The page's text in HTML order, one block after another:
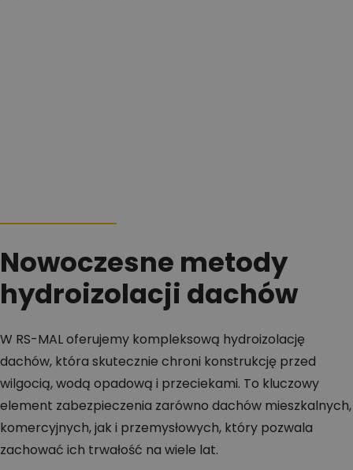
Nowoczesne metody
hydroizolacji dachów
W RS-MAL oferujemy kompleksową hydroizolację
dachów, która skutecznie chroni konstrukcję przed
wilgocią, wodą opadową i przeciekami. To kluczowy
element zabezpieczenia zarówno dachów mieszkalnych,
komercyjnych, jak i przemysłowych, który pozwala
zachować ich trwałość na wiele lat.